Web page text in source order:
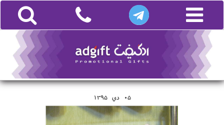
05 دي 1395